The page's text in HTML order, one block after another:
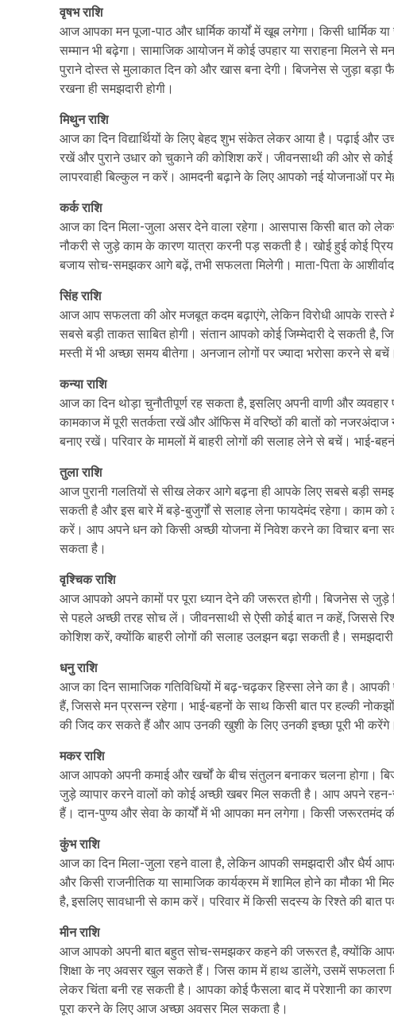
वृषभ राशि
आज आपका मन पूजा-पाठ और धार्मिक कार्यों में खूब लगेगा। किसी धार्मिक
सम्मान भी बढ़ेगा। सामाजिक आयोजन में कोई उपहार या सराहना मिलने से
पुराने दोस्त से मुलाकात दिन को और खास बना देगी। बिजनेस से जुड़ा
रखना ही समझदारी होगी।
मिथुन राशि
आज का दिन विद्यार्थियों के लिए बेहद शुभ संकेत लेकर आया है। पढ़ाई और
रखें और पुराने उधार को चुकाने की कोशिश करें। जीवनसाथी की ओर से
लापरवाही बिल्कुल न करें। आमदनी बढ़ाने के लिए आपको नई योजनाओं पर
कर्क राशि
आज का दिन मिला-जुला असर देने वाला रहेगा। आसपास किसी बात को
नौकरी से जुड़े काम के कारण यात्रा करनी पड़ सकती है। खोई हुई कोई
बजाय सोच-समझकर आगे बढ़ें, तभी सफलता मिलेगी। माता-पिता के
सिंह राशि
आज आप सफलता की ओर मजबूत कदम बढ़ाएंगे, लेकिन विरोधी आपके
सबसे बड़ी ताकत साबित होगी। संतान आपको कोई जिम्मेदारी दे सकती है,
मस्ती में भी अच्छा समय बीतेगा। अनजान लोगों पर ज्यादा भरोसा करने से
कन्या राशि
आज का दिन थोड़ा चुनौतीपूर्ण रह सकता है, इसलिए अपनी वाणी और
कामकाज में पूरी सतर्कता रखें और ऑफिस में वरिष्ठों की बातों को
बनाए रखें। परिवार के मामलों में बाहरी लोगों की सलाह लेने से बचें। भाई-
तुला राशि
आज पुरानी गलतियों से सीख लेकर आगे बढ़ना ही आपके लिए सबसे बड़ी
सकती है और इस बारे में बड़े-बुजुर्गों से सलाह लेना फायदेमंद रहेगा। काम
करें। आप अपने धन को किसी अच्छी योजना में निवेश करने का विचार बना
सकता है।
वृश्चिक राशि
आज आपको अपने कामों पर पूरा ध्यान देने की जरूरत होगी। बिजनेस से जुड़े
से पहले अच्छी तरह सोच लें। जीवनसाथी से ऐसी कोई बात न कहें, जिससे
कोशिश करें, क्योंकि बाहरी लोगों की सलाह उलझन बढ़ा सकती है।
धनु राशि
आज का दिन सामाजिक गतिविधियों में बढ़-चढ़कर हिस्सा लेने का है।
हैं, जिससे मन प्रसन्न रहेगा। भाई-बहनों के साथ किसी बात पर हल्की
की जिद कर सकते हैं और आप उनकी खुशी के लिए उनकी इच्छा पूरी भी करेंगे।
मकर राशि
आज आपको अपनी कमाई और खर्चों के बीच संतुलन बनाकर चलना होगा।
जुड़े व्यापार करने वालों को कोई अच्छी खबर मिल सकती है। आप अपने
हैं। दान-पुण्य और सेवा के कार्यों में भी आपका मन लगेगा। किसी जरूरतमंद
कुंभ राशि
आज का दिन मिला-जुला रहने वाला है, लेकिन आपकी समझदारी और धैर्य
और किसी राजनीतिक या सामाजिक कार्यक्रम में शामिल होने का मौका
है, इसलिए सावधानी से काम करें। परिवार में किसी सदस्य के रिश्ते की बात
मीन राशि
आज आपको अपनी बात बहुत सोच-समझकर कहने की जरूरत है, क्योंकि आपकी
शिक्षा के नए अवसर खुल सकते हैं। जिस काम में हाथ डालेंगे, उसमें सफलता
लेकर चिंता बनी रह सकती है। आपका कोई फैसला बाद में परेशानी का
पूरा करने के लिए आज अच्छा अवसर मिल सकता है।